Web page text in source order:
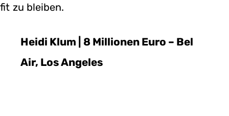
fit zu bleiben.
Heidi Klum | 8 Millionen Euro – Bel
Air, Los Angeles